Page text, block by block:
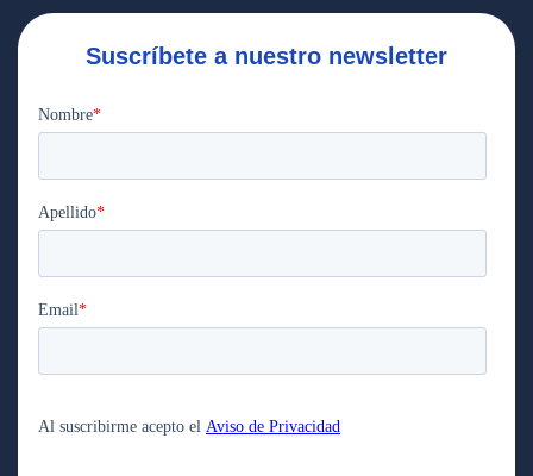
Suscríbete a nuestro newsletter